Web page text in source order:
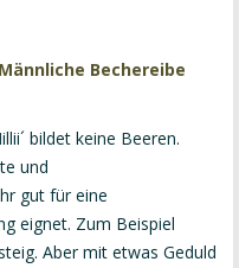
Bechereibe
bildet keine Beeren.
und
gut für eine
eignet. Zum Beispiel
Aber mit etwas Geduld